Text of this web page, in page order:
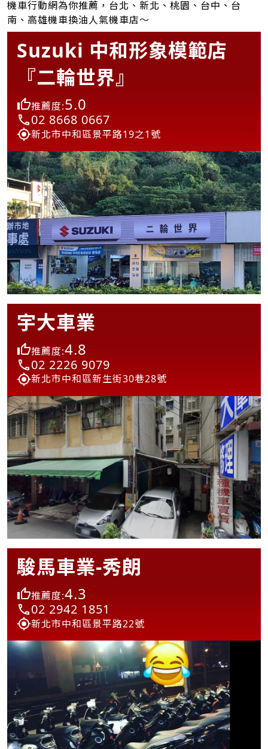
機車行動網為你推薦，台北、新北、桃園、台中、台
南、高雄機車換油人氣機車店～
Suzuki 中和形象模範店
『二輪世界』
推薦度:5.0
02 8668 0667
新北市中和區景平路19之1號
宇大車業
推薦度:4.8
02 2226 9079
新北市中和區新生街30巷28號
駿馬車業-秀朗
推薦度:4.3
02 2942 1851
新北市中和區景平路22號